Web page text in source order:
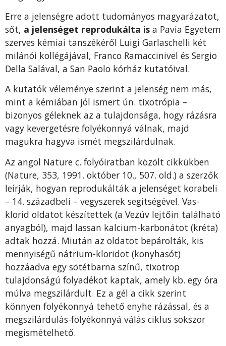
Erre a jelenségre adott tudományos magyarázatot,
sőt, a jelenséget reprodukálta is a Pavia Egyetem
szerves kémiai tanszékéről Luigi Garlaschelli két
milánói kollégájával, Franco Ramaccinivel és Sergio
Della Salával, a San Paolo kórház kutatóival.
A kutatók véleménye szerint a jelenség nem más,
mint a kémiában jól ismert ún. tixotrópia –
bizonyos géleknek az a tulajdonsága, hogy rázásra
vagy kevergetésre folyékonnyá válnak, majd
magukra hagyva ismét megszilárdulnak.
Az angol Nature c. folyóiratban közölt cikkükben
(Nature, 353, 1991. október 10., 507. old.) a szerzők
leírják, hogyan reprodukálták a jelenséget korabeli
– 14. századbeli – vegyszerek segítségével. Vas-
klorid oldatot készítettek (a Vezúv lejtőin található
anyagból), majd lassan kalcium-karbonátot (kréta)
adtak hozzá. Miután az oldatot bepárolták, kis
mennyiségű nátrium-kloridot (konyhasót)
hozzáadva egy sötétbarna színű, tixotrop
tulajdonságú folyadékot kaptak, amely kb. egy óra
múlva megszilárdult. Ez a gél a cikk szerint
könnyen folyékonnyá tehető enyhe rázással, és a
megszilárdulás-folyékonnyá válás ciklus sokszor
megismételhető.